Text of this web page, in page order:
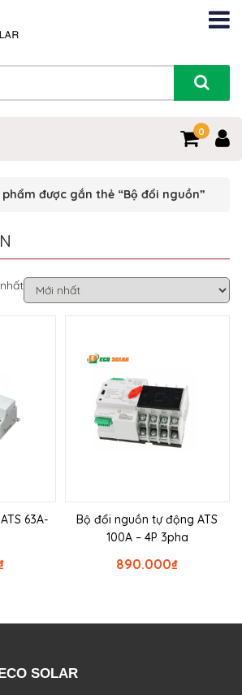
0
phẩm được gắn thẻ “Bộ đổi nguồn”
63A-
Bộ đổi nguồn tự động ATS
100A – 4P 3pha
₫
890.000
SOLAR